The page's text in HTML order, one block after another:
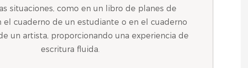
situaciones, como en un libro de planes de
el cuaderno de un estudiante o en el cuaderno
un artista, proporcionando una experiencia de
escritura fluida.